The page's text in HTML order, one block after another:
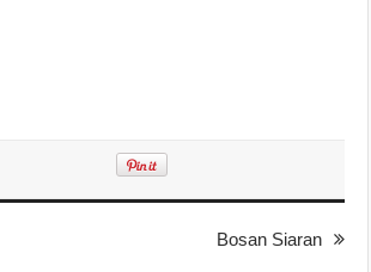
Bosan Siaran